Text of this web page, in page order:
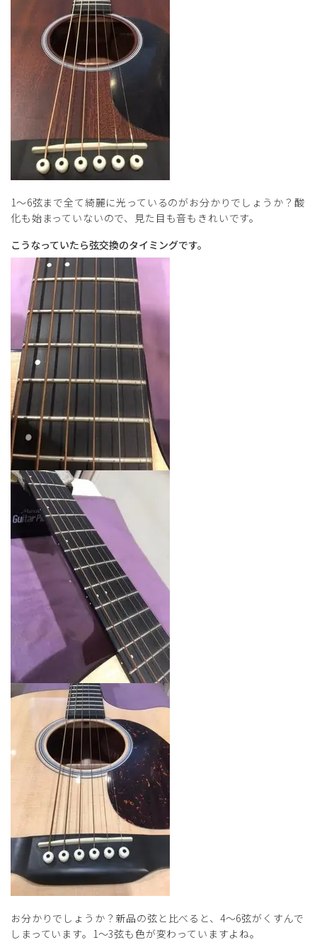
1～6弦まで全て綺麗に光っているのがお分かりでしょうか？酸
化も始まっていないので、見た目も音もきれいです。
こうなっていたら弦交換のタイミングです。
お分かりでしょうか？新品の弦と比べると、4～6弦がくすんで
しまっています。1～3弦も色が変わっていますよね。